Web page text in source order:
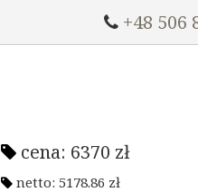
+48 506
cena: 6370 zł
netto: 5178.86 zł